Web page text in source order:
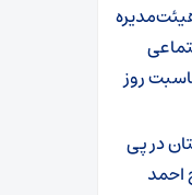
روز
در پی
احمد